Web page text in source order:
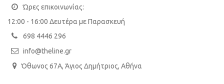
Ώρες επικοινωνίας:
12:00 - 16:00 Δευτέρα με Παρασκευή
698 4446 296
info@theline.gr
Όθωνος 67Α, Άγιος Δημήτριος, Αθήνα